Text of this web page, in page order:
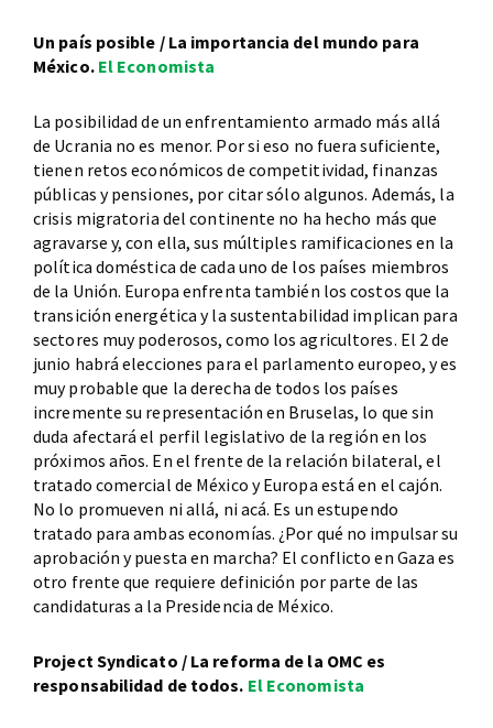
Un país posible / La importancia del mundo para
México. El Economista
La posibilidad de un enfrentamiento armado más allá
de Ucrania no es menor. Por si eso no fuera suficiente,
tienen retos económicos de competitividad, finanzas
públicas y pensiones, por citar sólo algunos. Además, la
crisis migratoria del continente no ha hecho más que
agravarse y, con ella, sus múltiples ramificaciones en la
política doméstica de cada uno de los países miembros
de la Unión. Europa enfrenta también los costos que la
transición energética y la sustentabilidad implican para
sectores muy poderosos, como los agricultores. El 2 de
junio habrá elecciones para el parlamento europeo, y es
muy probable que la derecha de todos los países
incremente su representación en Bruselas, lo que sin
duda afectará el perfil legislativo de la región en los
próximos años. En el frente de la relación bilateral, el
tratado comercial de México y Europa está en el cajón.
No lo promueven ni allá, ni acá. Es un estupendo
tratado para ambas economías. ¿Por qué no impulsar su
aprobación y puesta en marcha? El conflicto en Gaza es
otro frente que requiere definición por parte de las
candidaturas a la Presidencia de México.
Project Syndicato / La reforma de la OMC es
responsabilidad de todos. El Economista